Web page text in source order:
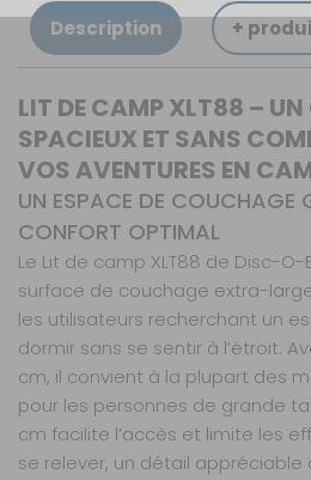
Description +
LIT DE CAMP XLT88 –
SPACIEUX ET SANS
VOS AVENTURES EN
UN ESPACE DE COUCHAGE
CONFORT OPTIMAL
Le Lit de camp XLT88 de Disc-
surface de couchage extra-
les utilisateurs recherchant un
dormir sans se sentir à l’étroit.
cm, il convient à la plupart des
pour les personnes de grande
cm facilite l’accès et limite les
se relever, un détail appréciable